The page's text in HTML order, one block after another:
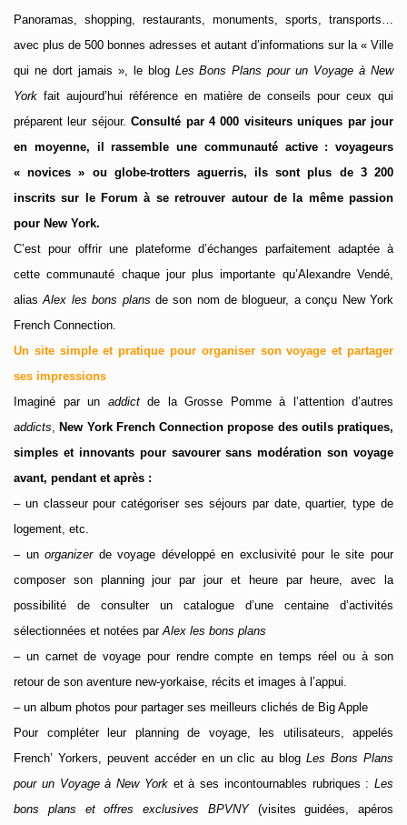
Panoramas, shopping, restaurants, monuments, sports, transports…
avec plus de 500 bonnes adresses et autant d’informations sur la « Ville
qui ne dort jamais », le blog Les Bons Plans pour un Voyage à New
York fait aujourd’hui référence en matière de conseils pour ceux qui
préparent leur séjour.Consulté par 4 000 visiteurs uniques par jour
en moyenne, il rassemble une communauté active : voyageurs
« novices » ou globe-trotters aguerris, ils sont plus de 3 200
inscrits sur le Forum à se retrouver autour de la même passion
pour New York.
C’est pour offrir une plateforme d’échanges parfaitement adaptée à
cette communauté chaque jour plus importante qu’Alexandre Vendé,
aliasAlex les bons plans de son nom de blogueur, a conçu New York
French Connection.
Un site simple et pratique pour organiser son voyage et partager
ses impressions
Imaginé par un addictde la Grosse Pomme à l’attention d’autres
addicts, New York French Connection propose des outils pratiques,
simples et innovants pour savourer sans modération son voyage
avant, pendant et après :
– un classeur pour catégoriser ses séjours par date, quartier, type de
logement, etc.
– unorganizerde voyage développé en exclusivité pour le site pour
composer son planning jour par jour et heure par heure, avec la
possibilité de consulter un catalogue d’une centaine d’activités
sélectionnées et notées parAlex les bons plans
– un carnet de voyage pour rendre compte en temps réel ou à son
retour de son aventure new-yorkaise, récits et images à l’appui.
– un album photos pour partager ses meilleurs clichés de Big Apple
Pour compléter leur planning de voyage, les utilisateurs, appelés
French’ Yorkers, peuvent accéder en un clic au blogLes Bons Plans
pour un Voyage à New Yorket à ses incontournables rubriques : Les
bons plans et offres exclusives BPVNY(visites guidées, apéros